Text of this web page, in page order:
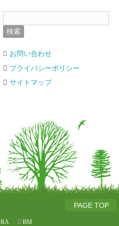
お問い合わせ
プライバシーポリシー
サイトマップ
PAGE TOP
RA BM